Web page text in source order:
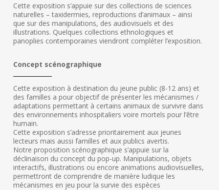
Cette exposition s’appuie sur des collections de sciences
naturelles – taxidermies, reproductions d’animaux – ainsi
que sur des manipulations, des audiovisuels et des
illustrations. Quelques collections ethnologiques et
panoplies contemporaines viendront compléter l’exposition.
Concept scénographique
Cette exposition à destination du jeune public (8-12 ans) et
des familles a pour objectif de présenter les mécanismes /
adaptations permettant à certains animaux de survivre dans
des environnements inhospitaliers voire mortels pour l’être
humain.
Cette exposition s’adresse prioritairement aux jeunes
lecteurs mais aussi familles et aux publics avertis.
Notre proposition scénographique s’appuie sur la
déclinaison du concept du pop-up. Manipulations, objets
interactifs, illustrations ou encore animations audiovisuelles,
permettront de comprendre de manière ludique les
mécanismes en jeu pour la survie des espèces